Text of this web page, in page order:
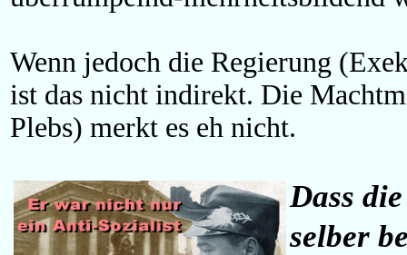
Wenn jedoch die Regierung
ist das nicht indirekt. Die
Plebs) merkt es eh nicht.
Dass
selber